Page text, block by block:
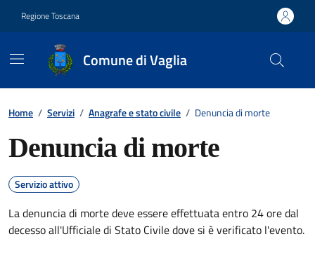
Regione Toscana
Comune di Vaglia
Home / Servizi / Anagrafe e stato civile / Denuncia di morte
Denuncia di morte
Servizio attivo
La denuncia di morte deve essere effettuata entro 24 ore dal
decesso all'Ufficiale di Stato Civile dove si è verificato l'evento.